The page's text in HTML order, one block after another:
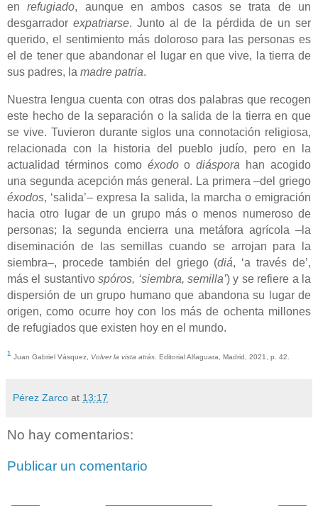
en refugiado, aunque en ambos casos se trata de un
desgarrador expatriarse.Junto al de la pérdida de un ser
querido, el sentimiento más doloroso para las personas es
el de tener que abandonar el lugar en que vive, la tierra de
sus padres, la madre patria.
Nuestra lengua cuenta con otras dos palabras que recogen
este hecho de la separación o la salida de la tierra en que
se vive. Tuvieron durante siglos una connotación religiosa,
relacionada con la historia del pueblo judío, pero en la
actualidad términos como éxodoodiáspora
han acogido
una segunda acepción más general. La primera ‒del griego
éxodos, ‘salida’‒ expresa la salida, la marcha o emigración
hacia otro lugar de un grupo más o menos numeroso de
personas; la segunda encierra una metáfora agrícola ‒la
diseminación de las semillas cuando se arrojan para la
siembra‒, procede también del griego (diá, ‘a través de’,
más el sustantivospóros, ‘siembra, semilla’) y se refiere a la
dispersión de un grupo humano que abandona su lugar de
origen, como ocurre hoy con
los más de ochenta millones
de refugiados que existen hoy en el mundo.
¹ Juan Gabriel Vásquez, Volver la vista atrás . Editorial Alfaguara, Madrid, 2021, p. 42.
Pérez Zarco at 13:17
No hay comentarios:
Publicar un comentario